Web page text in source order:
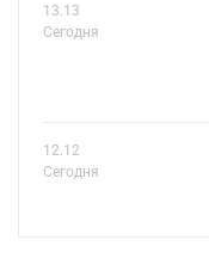
13.13
Сегодня
12.12
Сегодня